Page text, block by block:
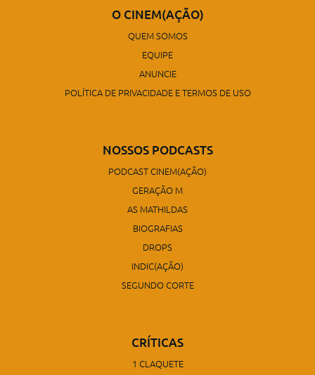
O CINEM(AÇÃO)
QUEM SOMOS
EQUIPE
ANUNCIE
POLÍTICA DE PRIVACIDADE E TERMOS DE USO
NOSSOS PODCASTS
PODCAST CINEM(AÇÃO)
GERAÇÃO M
AS MATHILDAS
BIOGRAFIAS
DROPS
INDIC(AÇÃO)
SEGUNDO CORTE
CRÍTICAS
1 CLAQUETE